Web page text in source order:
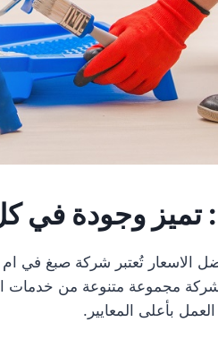
تميز وجودة في
في ام القيوين 0582482610 – الافضل
مجموعة متنوعة من خدمات
بأعلى المعايير.